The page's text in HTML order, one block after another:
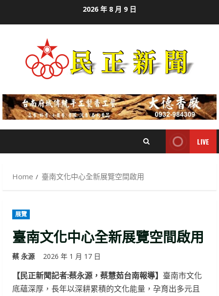
2026 年 8 月 9 日
LIVE
Home 臺南文化中心全新展覽空間啟用
展覽
臺南文化中心全新展覽空間啟用
蔡 永源 2026 年 1 月 17 日
【民正新聞記者:蔡永源，蔡慧茹台南報導】 臺南市文化
底蘊深厚，長年以深耕累積的文化能量，孕育出多元且